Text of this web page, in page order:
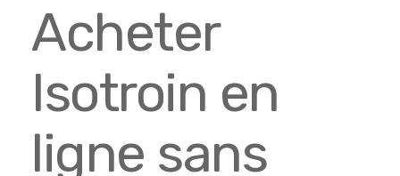
Acheter
Isotroin en
ligne sans